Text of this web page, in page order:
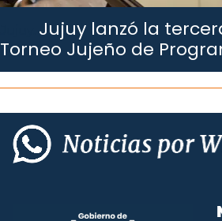
Jujuy lanzó la
Torneo Jujeño de